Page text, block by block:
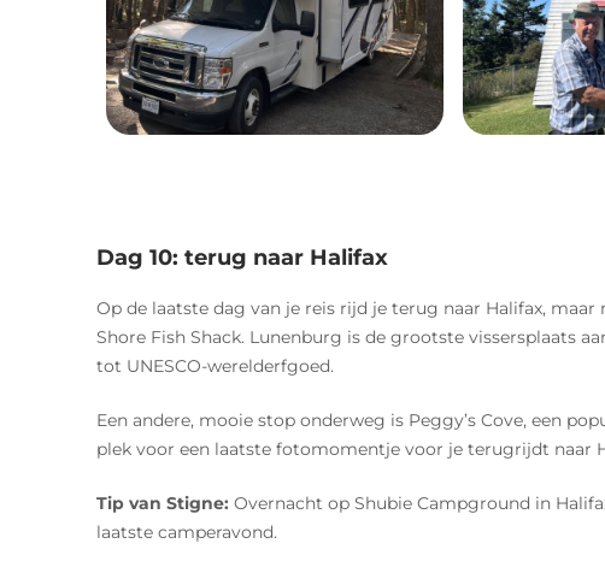
Dag 10: terug naar Halifax
Op de laatste dag van je reis rijd je terug naar Halifax,
Shore Fish Shack. Lunenburg is de grootste vissersplaats
tot UNESCO-werelderfgoed.
Een andere, mooie stop onderweg is Peggy’s Cove, een
plek voor een laatste fotomomentje voor je terugrijdt naar
Tip van Stigne: Overnacht op Shubie Campground in
laatste camperavond.